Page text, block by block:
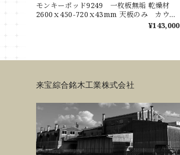
モンキーポッド9249 一枚板無垢 乾燥材
2600ｘ450-720ｘ43mm 天板のみ カウン
ター センターテーブル ダイニングテーブ
¥143,000
来宝綜合銘木工業株式会社